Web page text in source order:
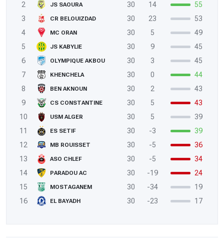
2
JS SAOURA 30 14
55
3
CR BELOUIZDAD 30 23
53
4
MC ORAN 30 5
49
5
JS KABYLIE 30 9
45
6
OLYMPIQUE AKBOU 30 3
45
7
KHENCHELA 30 0
44
8
BEN AKNOUN 30 2
43
9
CS CONSTANTINE 30 5
43
10
USM ALGER 30 5
39
11
ES SETIF 30 -3
39
12
MB ROUISSET 30 -5
36
13
ASO CHLEF 30 -5
34
14
PARADOU AC 30 -19
24
15
MOSTAGANEM 30 -34
19
16
EL BAYADH 30 -23 17